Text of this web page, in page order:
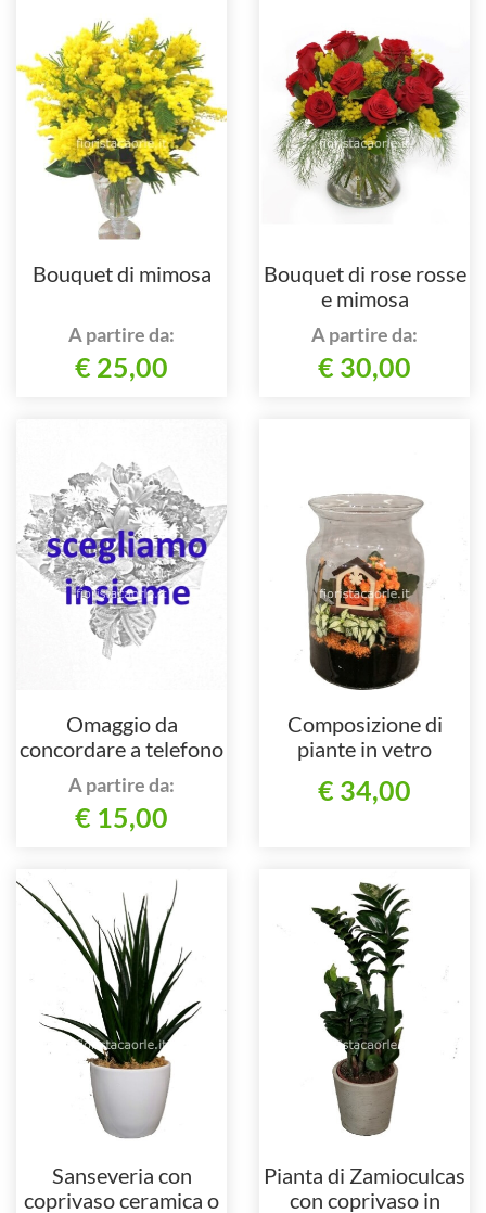
Bouquet di mimosa
A partire da:
€ 25,00
Bouquet di rose rosse
e mimosa
A partire da:
€ 30,00
Omaggio da
concordare a telefono
al 3470340167
A partire da:
€ 15,00
Composizione di
piante in vetro
€ 34,00
Sanseveria con
coprivaso ceramica o
Pianta di Zamioculcas
con coprivaso in